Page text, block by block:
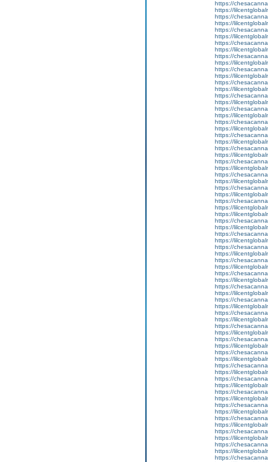
https://
https://
https://
https://
https://
https://
https://
https://
https://
https://
https://
https://
https://
https://
https://
https://
https://
https://
https://
https://
https://
https://
https://
https://
https://
https://
https://
https://
https://
https://
https://
https://
https://
https://
https://
https://
https://
https://
https://
https://
https://
https://
https://
https://
https://
https://
https://
https://
https://
https://
https://
https://
https://
https://
https://
https://
https://
https://
https://
https://
https://
https://
https://
https://
https://
https://
https://
https://
https://
https://